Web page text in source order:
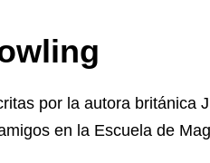
por la autora británica
en la Escuela de